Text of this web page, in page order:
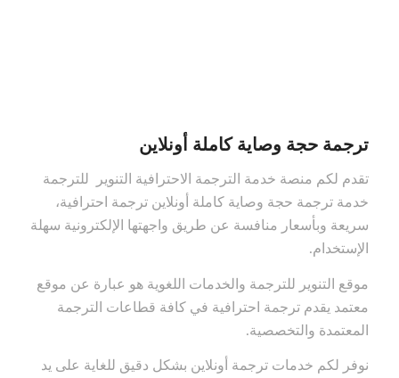
ترجمة حجة وصاية كاملة أونلاين
تقدم لكم منصة خدمة الترجمة الاحترافية التنوير للترجمة
خدمة ترجمة حجة وصاية كاملة أونلاين ترجمة احترافية،
سريعة وبأسعار منافسة عن طريق واجهتها الإلكترونية سهلة
الإستخدام.
موقع التنوير للترجمة والخدمات اللغوية هو عبارة عن موقع
معتمد يقدم ترجمة احترافية في كافة قطاعات الترجمة
المعتمدة والتخصصية.
نوفر لكم خدمات ترجمة أونلاين بشكل دقيق للغاية على يد